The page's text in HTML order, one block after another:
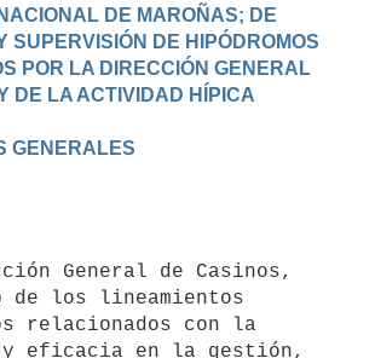
DE MAROÑAS; DE
SUPERVISIÓN DE HIPÓDROMOS
POR LA DIRECCIÓN GENERAL
DE LA ACTIVIDAD HÍPICA
de los lineamientos
relacionados con la
eficacia en la gestión,